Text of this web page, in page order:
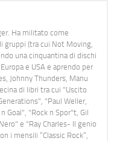
Ha militato come
gruppi (tra cui Not Moving,
una cinquantina di dischi
e USA e aprendo per
Johnny Thunders, Manu
di libri tra cui "Uscito
"Paul Weller,
Goal", "Rock n Spor"t, Gil
e "Ray Charles- Il genio
i mensili “Classic Rock”,